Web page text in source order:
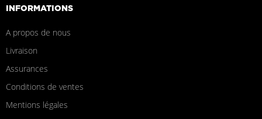
INFORMATIONS
A propos de nous
Livraison
Assurances
Conditions de ventes
Mentions légales